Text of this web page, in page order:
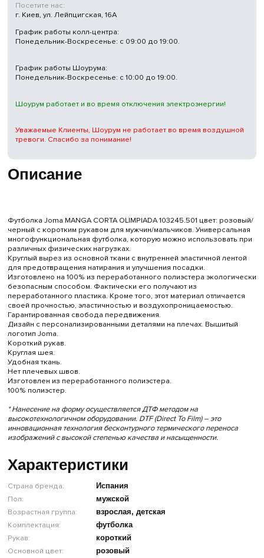
Описание
Футболка Joma MANGA CORTA OLIMPIADA 103245.501 цвет: розовый/
черный с коротким рукавом для мужчин/мальчиков. Универсальная
многофункциональная футболка, которую можно использовать при
различных физических нагрузках.
Круглый вырез из основной ткани с внутренней эластичной лентой
для предотвращения натирания и улучшения посадки.
Изготовлено на 100% из переработанного полиэстера экологически
безопасным способом. Фактически его получают из
переработанного пластика. Кроме того, этот материал отличается
своей прочностью, эластичностью и воздухопроницаемостью.
Гарантированная свобода передвижения.
Дизайн с персонализированными деталями на плечах. Вышитый
логотип Joma.
Короткий рукав.
Круглая шея.
Удобная ткань.
Нет плечевых швов.
Изготовлен из переработанного полиэстера.
100% полиэстер.
* Нанесение на форму осуществляется ДТФ методом на
высокотехнологичном оборудовании. DTF (Direct To Film) – это
инновационная технология бесконтурного термического переноса
изображений с высокой степенью качества и насыщенности.
Характеристики
Страна бренда: Испания
Пол: мужской
Возрастная группа: взрослая, детская
Комплектация: футболка
Рукав: короткий
Основной цвет: розовый
Посетите нас:
г. Киев, ул. Лейпцигская, 16А
График работы колл-центра:
Понедельник-Воскресенье: с 09:00 до 19:00.
График работы Шоурума:
Понедельник-Воскресенье: с 10:00 до 19:00.
Шоурум работает и во время отключения электроэнергии!
Уважаемые Клиенты, Шоурум не работает во время воздушной
тревоги. Спасибо за понимание!